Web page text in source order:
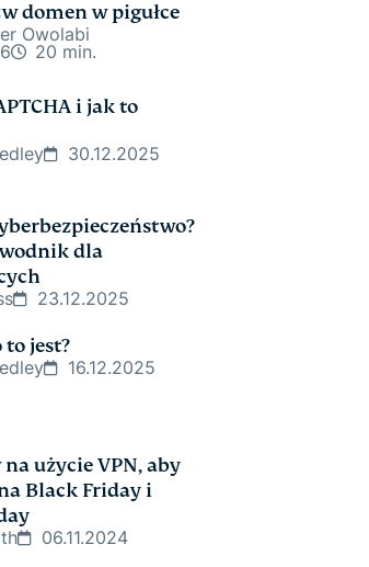
domen w pigułce
Owolabi
20 min.
i jak to
30.12.2025
dla
23.12.2025
to jest?
16.12.2025
na użycie VPN, aby
Black Friday i
06.11.2024